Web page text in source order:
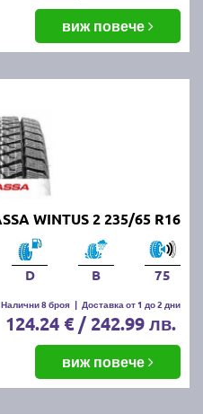
виж повече
WINTUS 2 235/65 R16
D B 75
Налични 8 броя | Доставка от 1 до 2 дни
124.24 € / 242.99 лв.
виж повече